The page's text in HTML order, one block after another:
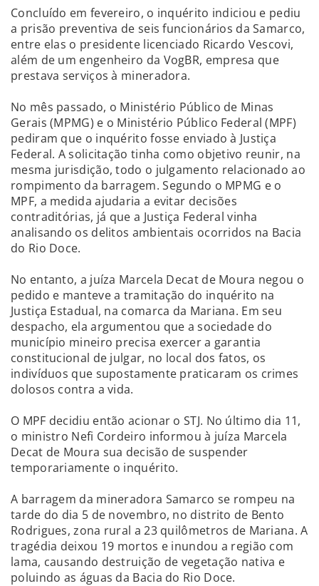
Concluído em fevereiro, o inquérito indiciou e pediu
a prisão preventiva de seis funcionários da Samarco,
entre elas o presidente licenciado Ricardo Vescovi,
além de um engenheiro da VogBR, empresa que
prestava serviços à mineradora.
No mês passado, o Ministério Público de Minas
Gerais (MPMG) e o Ministério Público Federal (MPF)
pediram que o inquérito fosse enviado à Justiça
Federal. A solicitação tinha como objetivo reunir, na
mesma jurisdição, todo o julgamento relacionado ao
rompimento da barragem. Segundo o MPMG e o
MPF, a medida ajudaria a evitar decisões
contraditórias, já que a Justiça Federal vinha
analisando os delitos ambientais ocorridos na Bacia
do Rio Doce.
No entanto, a juíza Marcela Decat de Moura negou o
pedido e manteve a tramitação do inquérito na
Justiça Estadual, na comarca da Mariana. Em seu
despacho, ela argumentou que a sociedade do
município mineiro precisa exercer a garantia
constitucional de julgar, no local dos fatos, os
indivíduos que supostamente praticaram os crimes
dolosos contra a vida.
O MPF decidiu então acionar o STJ. No último dia 11,
o ministro Nefi Cordeiro informou à juíza Marcela
Decat de Moura sua decisão de suspender
temporariamente o inquérito.
A barragem da mineradora Samarco se rompeu na
tarde do dia 5 de novembro, no distrito de Bento
Rodrigues, zona rural a 23 quilômetros de Mariana. A
tragédia deixou 19 mortos e inundou a região com
lama, causando destruição de vegetação nativa e
poluindo as águas da Bacia do Rio Doce.